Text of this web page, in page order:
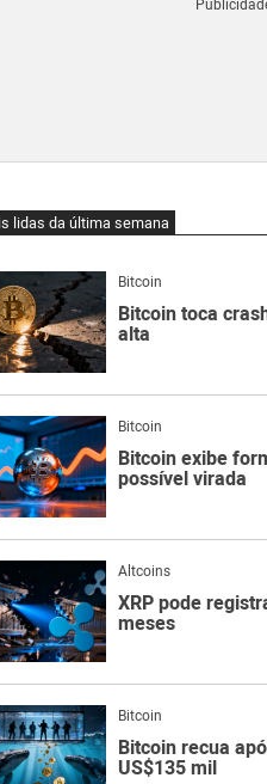
lidas da última semana
Bitcoin
Bitcoin toca
alta
Bitcoin
Bitcoin exibe
possível virada
Altcoins
XRP pode
meses
Bitcoin
Bitcoin recua
US$135 mil